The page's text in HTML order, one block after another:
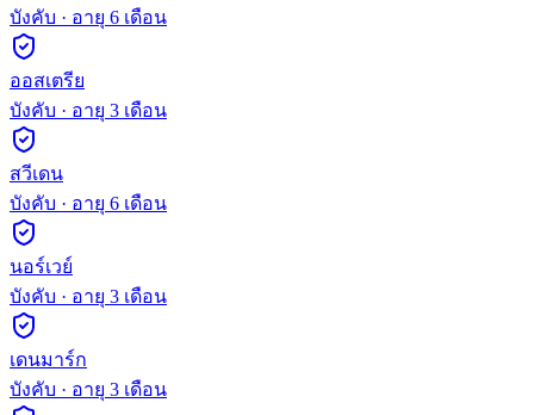
บังคับ · อายุ 6 เดือน
ออสเตรีย
บังคับ · อายุ 3 เดือน
สวีเดน
บังคับ · อายุ 6 เดือน
นอร์เวย์
บังคับ · อายุ 3 เดือน
เดนมาร์ก
บังคับ · อายุ 3 เดือน